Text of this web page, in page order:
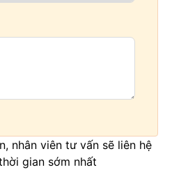
nhân viên tư vấn sẽ liên hệ
gian sớm nhất